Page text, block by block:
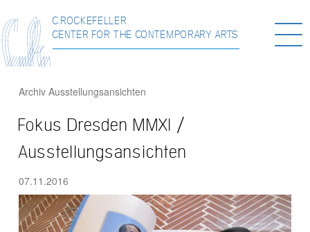
C.ROCKEFELLER
CENTER FOR THE CONTEMPORARY ARTS
Archiv Ausstellungsansichten
Fokus Dresden MMXI /
Ausstellungsansichten
07.11.2016